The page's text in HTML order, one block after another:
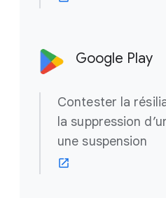
Google Play
Contester la
la suppression
une suspension